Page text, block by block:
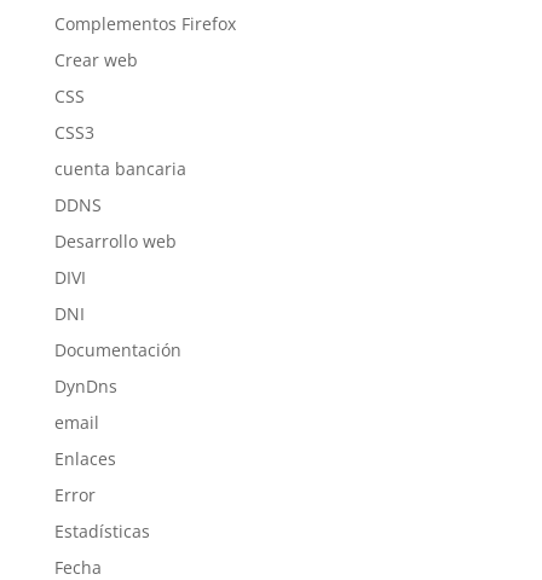
Complementos Firefox
Crear web
CSS
CSS3
cuenta bancaria
DDNS
Desarrollo web
DIVI
DNI
Documentación
DynDns
email
Enlaces
Error
Estadísticas
Fecha